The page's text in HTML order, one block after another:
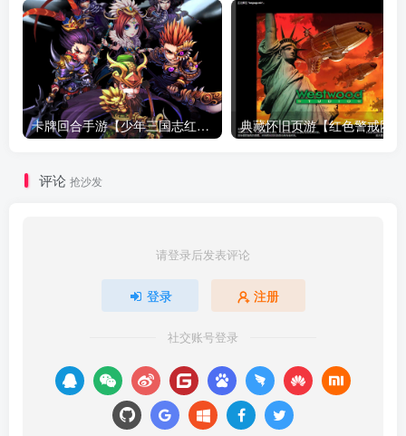
卡牌回合手游【少年三国志红将版】最新整理Linux手工服务端+懒人助手+安卓客户端+GM后台+搭建教程
评论 抢沙发
请登录后发表评论
登录 注册
社交账号登录